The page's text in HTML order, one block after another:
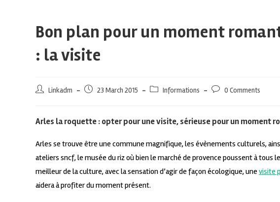
Bon plan pour un moment
: la visite
Linkadm 23 March 2015 Informations 0 Comments
Arles la roquette : opter pour une visite, sérieuse pour un moment
Arles se trouve être une commune magnifique, les évènements culturels,
ateliers sncf, le musée du riz où bien le marché de provence poussent à tous
meilleur de la culture, avec la sensation d’agir de façon écologique, une visite
aidera à profiter du moment présent.